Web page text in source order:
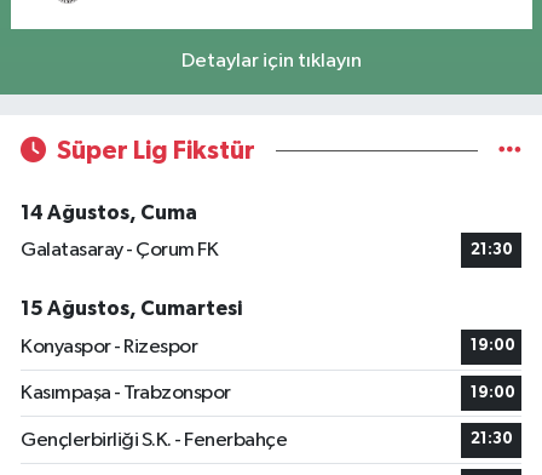
Detaylar için tıklayın
Süper Lig Fikstür
14 Ağustos, Cuma
Galatasaray - Çorum FK
21:30
15 Ağustos, Cumartesi
Konyaspor - Rizespor
19:00
Kasımpaşa - Trabzonspor 19:00
Gençlerbirliği S.K. - Fenerbahçe 21:30